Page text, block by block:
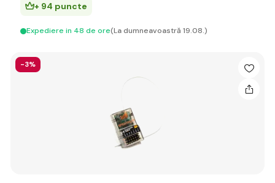
+ 94 puncte
Expediere in 48 de ore(La dumneavoastră 19.08.)
-3%